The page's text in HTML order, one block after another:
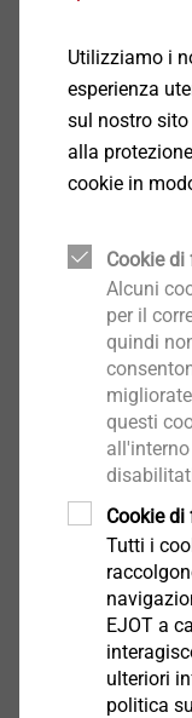
EPD
DoP ETA-
Filtro
JT2-6-6,3x22
3574300634
JT2-6-6,3x22-V16
3574321634
JT2-6-6.3x25-V16
3574421634
Utilizziamo i
esperienza
sul nostro
alla
cookie in
Cookie
Alcuni
per il
quindi
questi
Cookie
Tutti i
EJOT a
ulteriori
politica